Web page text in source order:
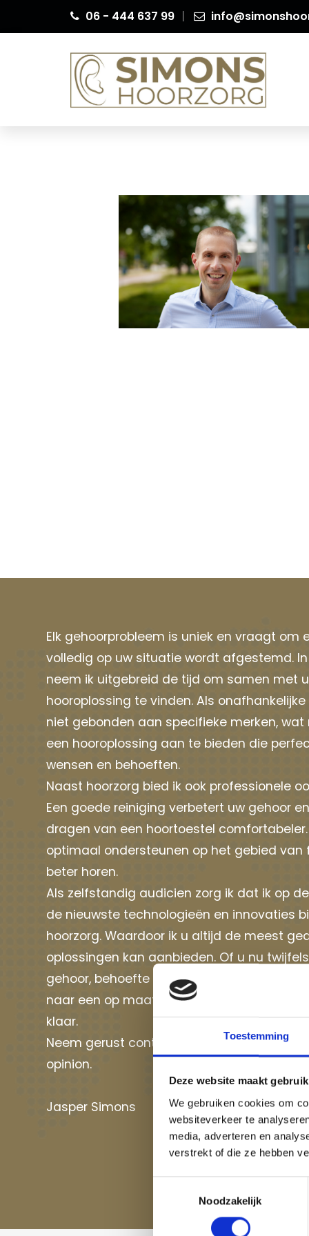
Toestemming
Deze website maakt
We gebruiken cookies om
websiteverkeer te
media, adverteren en
verstrekt of die ze hebben
Noodzakelijk
06 - 444 637 99
Elk gehoorprobleem is uniek en vraagt om
volledig op uw situatie wordt afgestemd.
neem ik uitgebreid de tijd om samen met
hooroplossing te vinden. Als
niet gebonden aan specifieke merken,
een hooroplossing aan te bieden die
wensen en behoeften.
Naast hoorzorg bied ik ook professionele
Een goede reiniging verbetert uw gehoor
dragen van een hoortoestel comfortabeler.
optimaal ondersteunen op het gebied van
beter horen.
Als zelfstandig audicien zorg ik dat ik op
de nieuwste technologieën en innovaties
hoorzorg. Waardoor ik u altijd de meest
oplossingen kan aanbieden. Of u nu
gehoor, behoefte heeft aan oor reiniging of
naar een op maat gemaakte
klaar.
Neem gerust contact op voor een hoortest
opinion.
Jasper Simons